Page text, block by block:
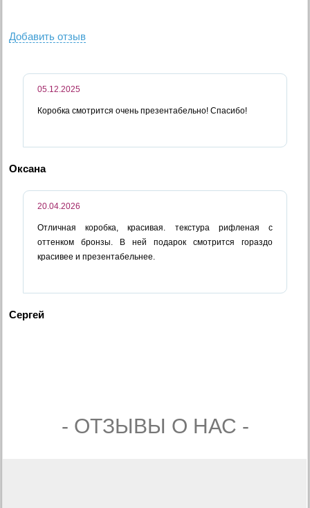
Добавить отзыв
05.12.2025
Коробка смотрится очень презентабельно! Спасибо!
Оксана
20.04.2026
Отличная коробка, красивая. текстура рифленая с
оттенком бронзы. В ней подарок смотрится гораздо
красивее и презентабельнее.
Сергей
- ОТЗЫВЫ О НАС -